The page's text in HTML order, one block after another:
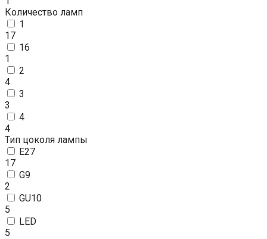
Количество ламп
1
17
16
1
2
4
3
3
4
4
Тип цоколя лампы
E27
17
G9
2
GU10
5
LED
5